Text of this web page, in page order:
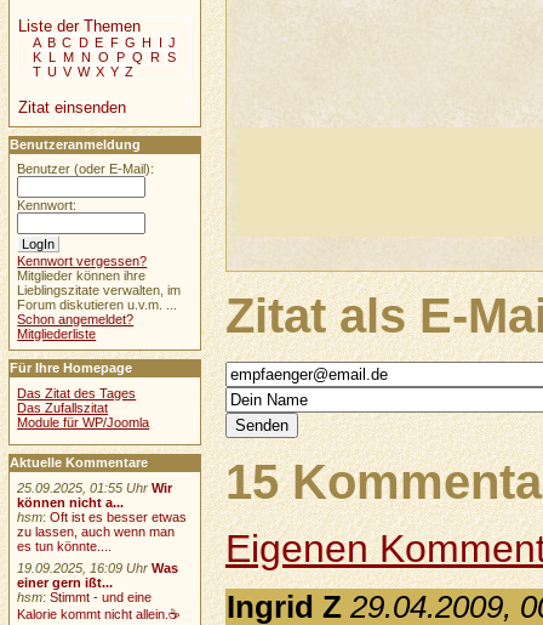
Zitat als E-
15
Eigenen
Ingrid Z 29.04.2009,
Liste der Themen
A B C D E F G H I J
K L M N O P Q R S
T U V W X Y Z
Zitat einsenden
Benutzeranmeldung
Benutzer (oder E-Mail):
Kennwort:
Kennwort vergessen?
Mitglieder können ihre
Lieblingszitate verwalten, im
Forum diskutieren u.v.m. ...
Schon angemeldet?
Mitgliederliste
Für Ihre Homepage
Das Zitat des Tages
Das Zufallszitat
Module für WP/Joomla
Aktuelle Kommentare
25.09.2025, 01:55 Uhr Wir
können nicht a...
hsm:Oft ist es besser etwas
zu lassen, auch wenn man
es tun könnte....
19.09.2025, 16:09 Uhr Was
einer gern ißt...
hsm:Stimmt - und eine
Kalorie kommt nicht allein.☕